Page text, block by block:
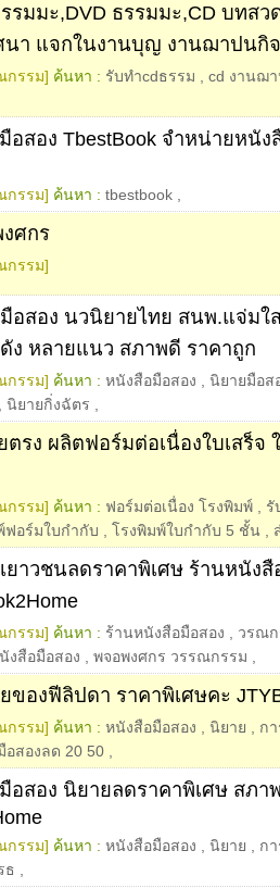
รมมะ,DVD ธรรมมะ,CD บทส
นา แจกในงานบุญ งานฌาปนกิ
กรรม] ค้นหา : รับทำcdธรรม
cd งานฌ
อสอง TbestBook จำหน่ายหนัง
กรรม] ค้นหา : tbestbook
งศกร
กรรม]
อสอง นวนิยายไทย สนพ.แจ่มใ
ง หลายแนว สภาพดี ราคาถูก
กรรม] ค้นหา : หนังสือมือสอง
นิยายมือส
นิยายกิ่งฉัตร
ตรง ผลิตฟอร์มต่อเนื่องใบเสร็จ
กรรม] ค้นหา : ฟอร์มต่อเนื่อง โรงพิมพ์
รั
ฟอร์มใบกำกับ โรงพิมพ์ใบกำกับ 5 ชั้น
ยาวชนลดราคาพิเศษ ร้านหนังสื
กรรม] ค้นหา : ร้านหนังสือมือสอง
วรณก
งสือมือสอง พจอพงศกร วรรณกรรม
ของฟีลิปดา ราคาพิเศษคะ
กรรม] ค้นหา : หนังสือมือสอง นิยาย
ก
สองลด 20 50
อสอง นิยายลดราคาพิเศษ สภา
กรรม] ค้นหา : หนังสือมือสอง นิยาย
ก
ธ